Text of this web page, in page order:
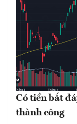
Có tiền bắt
thành công